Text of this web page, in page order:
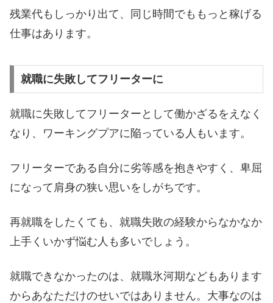
残業代もしっかり出て、同じ時間でももっと稼げる
仕事はあります。
就職に失敗してフリーターに
就職に失敗してフリーターとして働かざるをえなく
なり、ワーキングプアに陥っている人もいます。
フリーターである自分に劣等感を抱きやすく、卑屈
になって肩身の狭い思いをしがちです。
再就職をしたくても、就職失敗の経験からなかなか
上手くいかず悩む人も多いでしょう。
就職できなかったのは、就職氷河期などもあります
からあなただけのせいではありません。大事なのは